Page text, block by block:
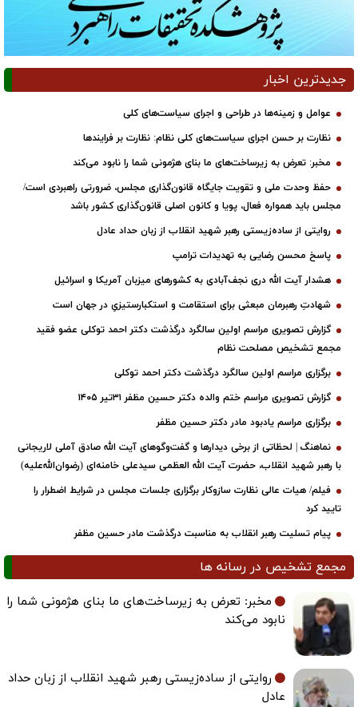
جدیدترین اخبار
عوامل و زمینه‌ها در طراحی و اجرای سیاست‌های کلی
نظارت بر حسن اجرای سیاست‌های کلی نظام: نظارت بر فرایندها
مخبر: تعرض به زیرساخت‌های ما بنای هژمونی شما را نابود می‌کند
حفظ وحدت ملی و تقویت جایگاه قانون‌گذاری مجلس، ضرورتی راهبردی است/
مجلس باید همواره فعال، پویا و کانون اصلی قانون‌گذاری کشور باشد
روایتی از ساده‌زیستی رهبر شهید انقلاب از زبان حداد عادل
پاسخ محسن رضایی به تهدیدات ترامپ
هشدار آیت الله دری نجف‌آبادی به کشورهای میزبان آمریکا و اسرائیل
شهادتِ رهبرمان مبعثی برای استقامت و استکبارستیزیِ در جهان است
گزارش تصویری مراسم اولین سالگرد درگذشت دکتر احمد توکلی عضو فقید
مجمع تشخیص مصلحت نظام
برگزاری مراسم اولین سالگرد درگذشت دکتر احمد توکلی
گزارش تصویری مراسم ختم والده دکتر حسین مظفر ۳۱تیر ۱۴۰۵
برگزاری مراسم یادبود مادر دکتر حسین مظفر
نماهنگ | لحظاتی از برخی دیدارها و گفت‌وگوهای آیت ‌الله صادق آملی لاریجانی
با رهبر شهید انقلاب، حضرت آیت‌ الله العظمی سیدعلی خامنه‌ای (رضوان‌الله‌علیه)
فیلم/ هیات عالی نظارت سازوکار برگزاری جلسات مجلس در شرایط اضطرار را
تایید کرد
پیام تسلیت رهبر انقلاب به مناسبت درگذشت مادر حسین مظفر
مجمع تشخیص در رسانه ها
مخبر: تعرض به زیرساخت‌های ما بنای هژمونی شما را
نابود می‌کند
روایتی از ساده‌زیستی رهبر شهید انقلاب از زبان حداد
عادل